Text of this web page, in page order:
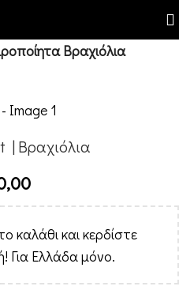
Βραχιόλια
| Βραχιόλια
καλάθι και κερδίστε
Για Ελλάδα μόνο.